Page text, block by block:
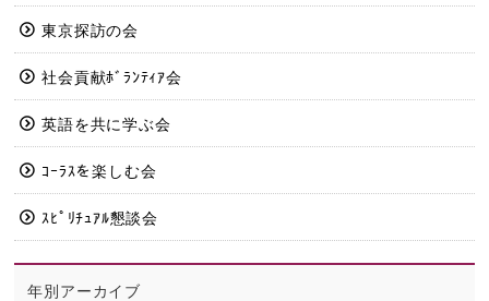
東京探訪の会
社会貢献ﾎﾞﾗﾝﾃｨｱ会
英語を共に学ぶ会
ｺｰﾗｽを楽しむ会
ｽﾋﾟﾘﾁｭｱﾙ懇談会
年別アーカイブ